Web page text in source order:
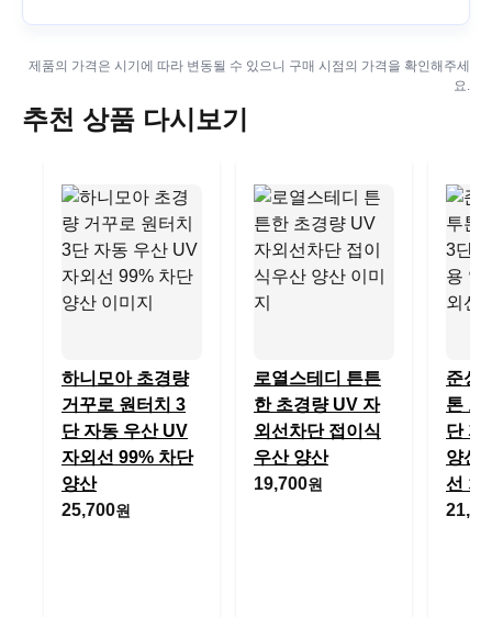
제품의 가격은 시기에 따라 변동될 수 있으니 구매 시점의 가격을 확인해주세
요.
추천 상품 다시보기
하니모아 초경량
거꾸로 원터치 3
단 자동 우산 UV
자외선 99% 차단
양산
25,700원
로열스테디 튼튼
한 초경량 UV 자
외선차단 접이식
우산 양산
19,700원
준성
톤 오
단 자
양산
선 차